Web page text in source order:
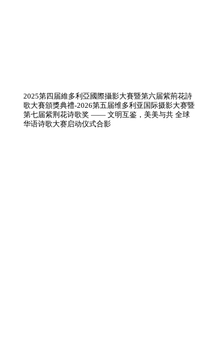
2025第四届維多利亞國際攝影大賽暨第六届紫荊花詩
歌大賽頒獎典禮-2026第五届维多利亚国际摄影大赛暨
第七届紫荆花诗歌奖 —— 文明互鉴，美美与共 全球
华语诗歌大赛启动仪式合影